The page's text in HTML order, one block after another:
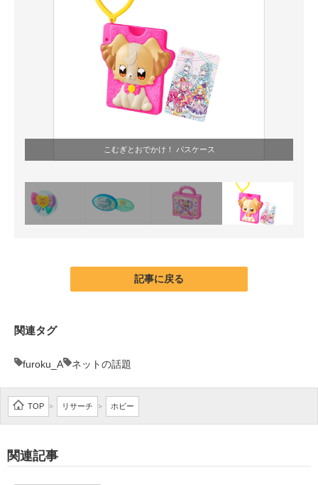
こむぎとおでかけ！ パスケース
記事に戻る
関連タグ
furoku_A ネットの話題
TOP > リサーチ > ホビー
関連記事